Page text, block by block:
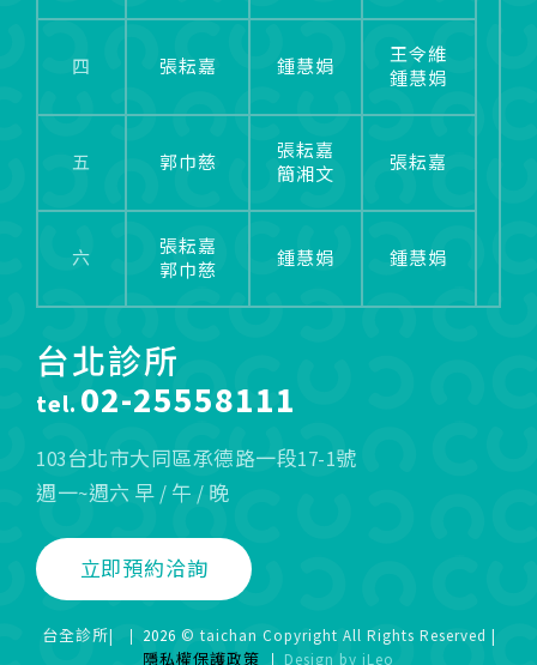
台北診所
tel. 02-25558111
103台北市大同區承德路一段17-1號
週一~週六 早 / 午 / 晚
立即預約洽詢
四
五
六
張耘嘉
郭巾慈
張耘嘉
郭巾慈
鍾慧娟
張耘嘉
簡湘文
鍾慧娟
王令維
鍾慧娟
張耘嘉
鍾慧娟
台全診所| 2026 © taichan Copyright All Rights Reserved |
隱私權保護政策
Design by iLeo